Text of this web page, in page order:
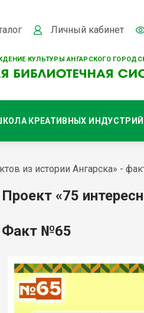
КУЛЬТУРЫ АНГАРСКОГО
Личный кабинет
КРЕАТИВНЫХ ИНДУСТРИЙ
из истории Ангарска» -
Проект «75
Факт №65